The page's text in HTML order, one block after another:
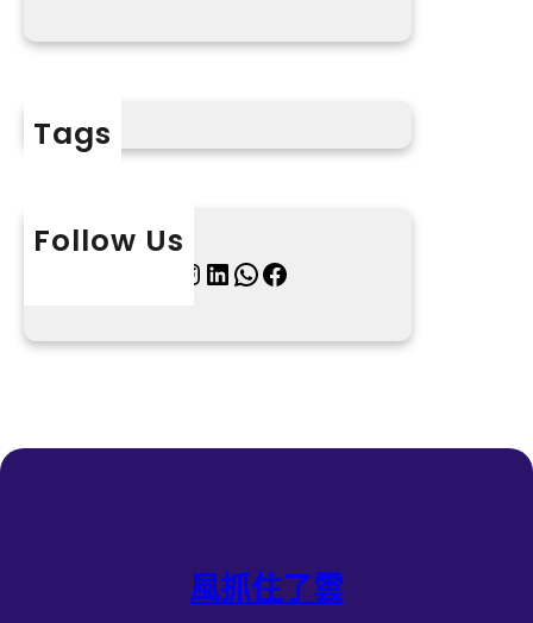
Tags
Follow Us
InstagramLinkedIn WhatsApp Facebook
風抓住了雲